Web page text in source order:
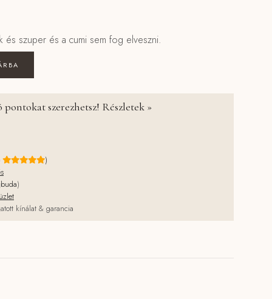
és szuper és a cumi sem fog elveszni.
szerezhetsz! Részletek »
)
)
kínálat & garancia